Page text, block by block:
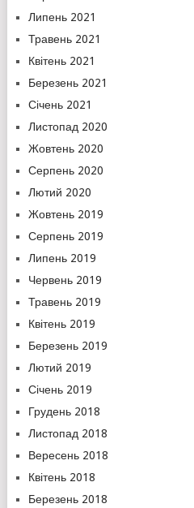
Липень 2021
Травень 2021
Квітень 2021
Березень 2021
Січень 2021
Листопад 2020
Жовтень 2020
Серпень 2020
Лютий 2020
Жовтень 2019
Серпень 2019
Липень 2019
Червень 2019
Травень 2019
Квітень 2019
Березень 2019
Лютий 2019
Січень 2019
Грудень 2018
Листопад 2018
Вересень 2018
Квітень 2018
Березень 2018